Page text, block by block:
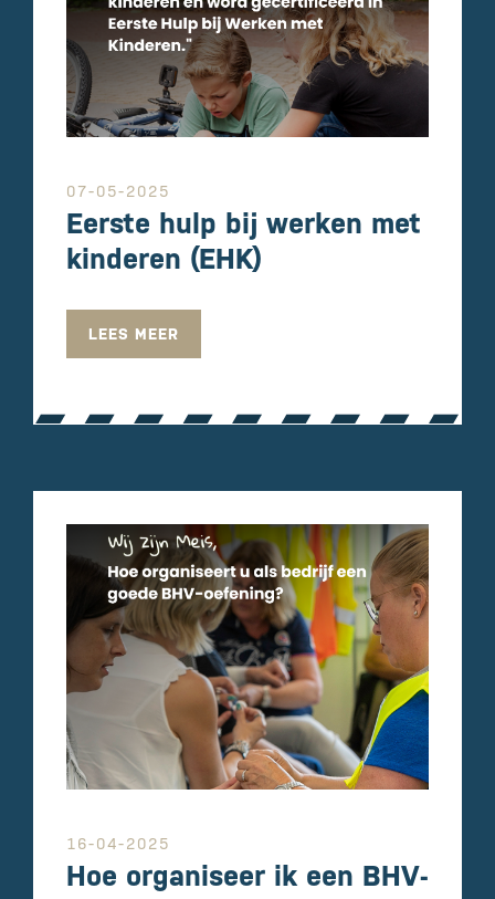
07-05-2025
Eerste hulp bij werken met
kinderen (EHK)
LEES MEER
16-04-2025
Hoe organiseer ik een BHV-